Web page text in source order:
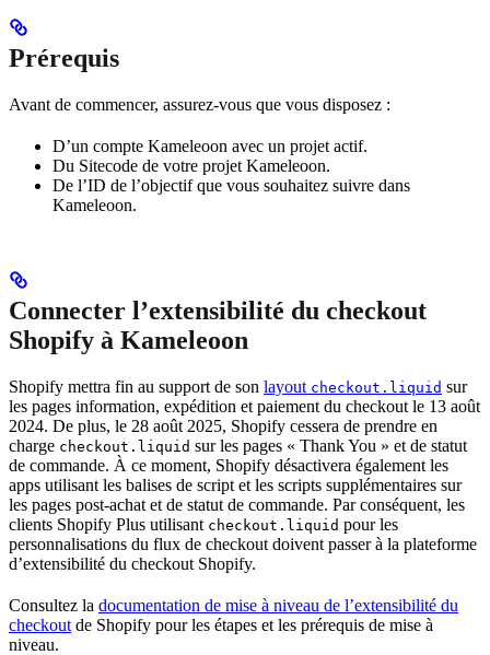
Prérequis
Avant de commencer, assurez-vous que vous disposez :
D’un compte Kameleoon avec un projet actif.
Du Sitecode de votre projet Kameleoon.
De l’ID de l’objectif que vous souhaitez suivre dans
Kameleoon.
Connecter l’extensibilité du checkout
Shopify à Kameleoon
Shopify mettra fin au support de son layout checkout.liquid sur
les pages information, expédition et paiement du checkout le 13 août
2024. De plus, le 28 août 2025, Shopify cessera de prendre en
charge checkout.liquid sur les pages « Thank You » et de statut
de commande. À ce moment, Shopify désactivera également les
apps utilisant les balises de script et les scripts supplémentaires sur
les pages post-achat et de statut de commande. Par conséquent, les
clients Shopify Plus utilisant checkout.liquid pour les
personnalisations du flux de checkout doivent passer à la plateforme
d’extensibilité du checkout Shopify.
Consultez la documentation de mise à niveau de l’extensibilité du
checkout de Shopify pour les étapes et les prérequis de mise à
niveau.